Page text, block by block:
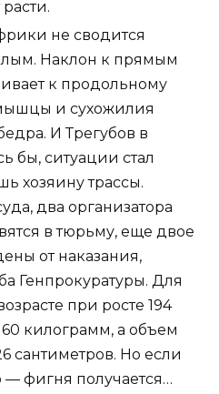
не сводится
Наклон к прямым
к продольному
и сухожилия
И Трегубов в
бы, ситуации стал
хозяину трассы.
два организатора
в тюрьму, еще двое
от наказания,
Генпрокуратуры. Для
при росте 194
килограмм, а объем
сантиметров. Но если
— фигня получается…